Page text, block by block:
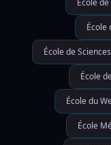
Ecole
École
École de
École
École du
École